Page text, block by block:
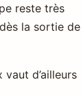
reste très
la sortie de
d’ailleurs